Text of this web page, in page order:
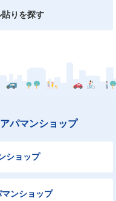
りを探す
パマンショップ
ショップ
ンショップ